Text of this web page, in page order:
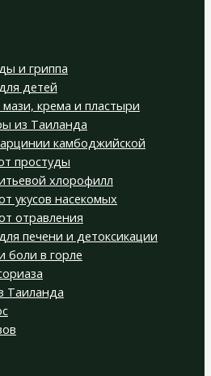
и гриппа
детей
крема и пластыри
из Таиланда
камбоджийской
простуды
хлорофилл
укусов насекомых
отравления
печени и детоксикации
боли в горле
Таиланда